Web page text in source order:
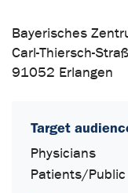
Bayerisches
Carl-Thiersch-
91052 Erlangen
Target
Physicians
Patients/Public